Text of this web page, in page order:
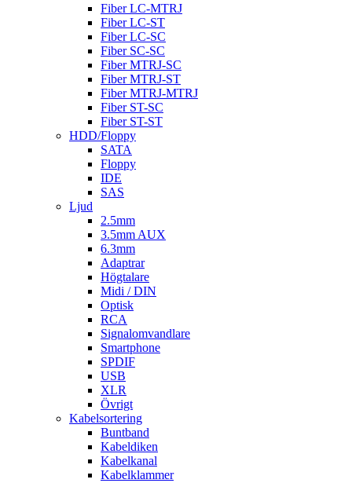
Fiber LC-MTRJ
Fiber LC-ST
Fiber LC-SC
Fiber SC-SC
Fiber MTRJ-SC
Fiber MTRJ-ST
Fiber MTRJ-MTRJ
Fiber ST-SC
Fiber ST-ST
HDD/Floppy
SATA
Floppy
IDE
SAS
Ljud
2.5mm
3.5mm AUX
6.3mm
Adaptrar
Högtalare
Midi / DIN
Optisk
RCA
Signalomvandlare
Smartphone
SPDIF
USB
XLR
Övrigt
Kabelsortering
Buntband
Kabeldiken
Kabelkanal
Kabelklammer